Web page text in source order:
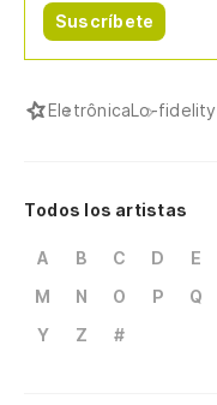
Suscríbete
EletrônicaLo-fidelity
Todos los artistas
A B C D E
M
N O P Q
Y
Z #